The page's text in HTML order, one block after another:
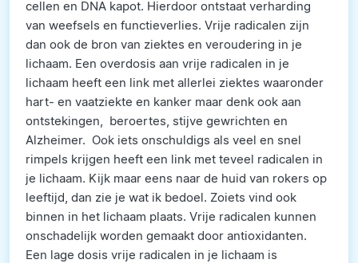
cellen en DNA kapot. Hierdoor ontstaat verharding
van weefsels en functieverlies. Vrije radicalen zijn
dan ook de bron van ziektes en veroudering in je
lichaam. Een overdosis aan vrije radicalen in je
lichaam heeft een link met allerlei ziektes waaronder
hart- en vaatziekte en kanker maar denk ook aan
ontstekingen, beroertes, stijve gewrichten en
Alzheimer. Ook iets onschuldigs als veel en snel
rimpels krijgen heeft een link met teveel radicalen in
je lichaam. Kijk maar eens naar de huid van rokers op
leeftijd, dan zie je wat ik bedoel. Zoiets vind ook
binnen in het lichaam plaats. Vrije radicalen kunnen
onschadelijk worden gemaakt door antioxidanten.
Een lage dosis vrije radicalen in je lichaam is